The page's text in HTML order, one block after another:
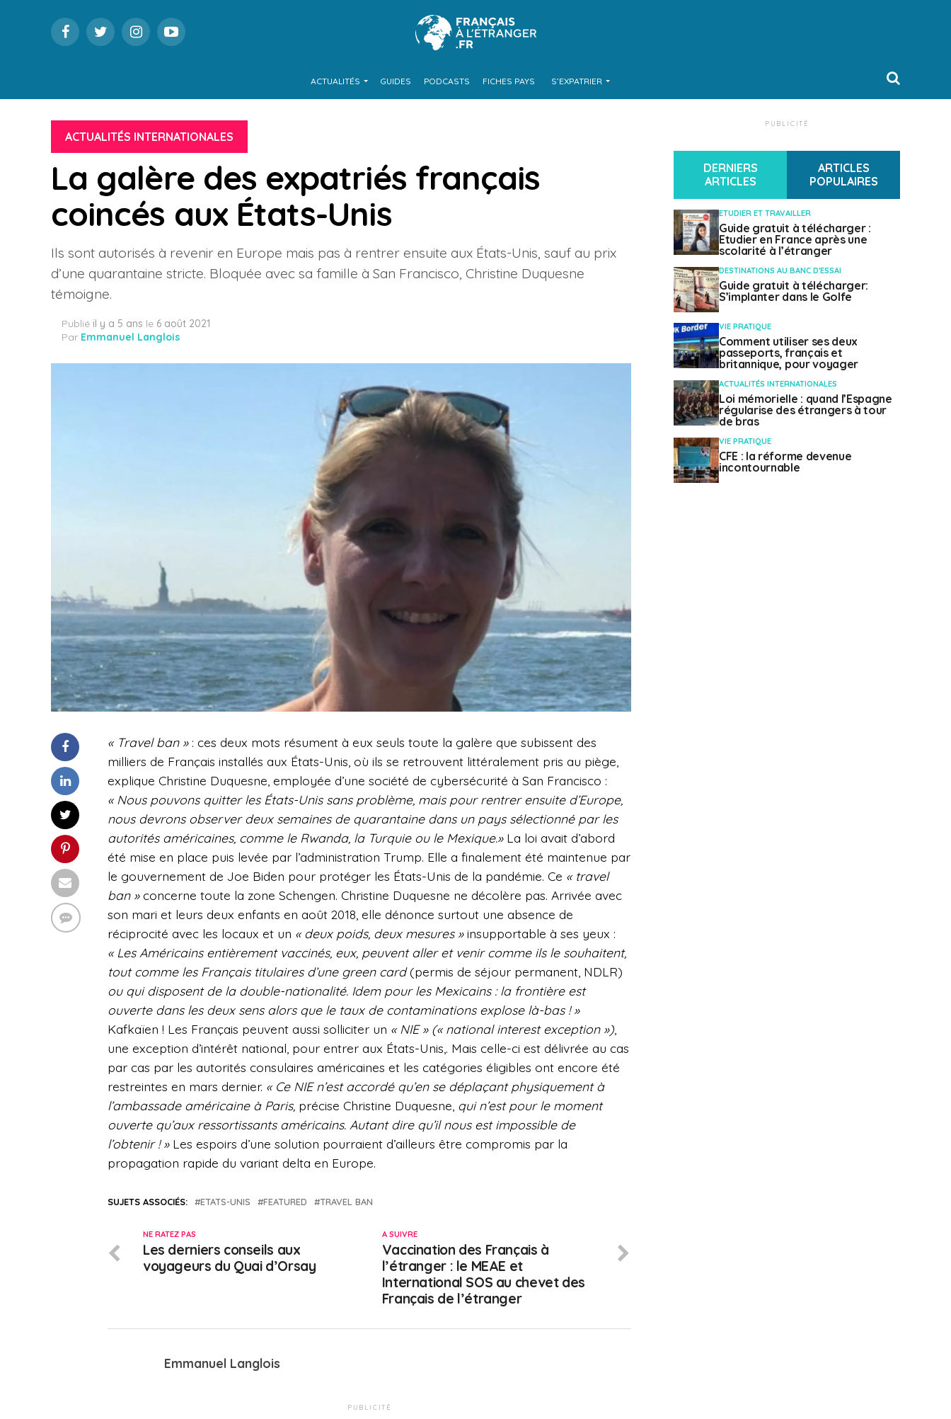
ACTUALITÉS GUIDES PODCASTS FICHES PAYS S’EXPATRIER
ACTUALITÉS INTERNATIONALES
La galère des expatriés français
coincés aux États-Unis
Ils sont autorisés à revenir en Europe mais pas à rentrer ensuite aux États-Unis, sauf au prix
d’une quarantaine stricte. Bloquée avec sa famille à San Francisco, Christine Duquesne
témoigne.
Publié il y a 5 ans le 6 août 2021
Par Emmanuel Langlois
« Travel ban »: ces deux mots résument à eux seuls toute la galère que subissent des
milliers de Français installés aux États-Unis, où ils se retrouvent littéralement pris au piège,
explique Christine Duquesne, employée d’une société de cybersécurité à San Francisco :
« Nous pouvons quitter les États-Unis sans problème, mais pour rentrer ensuite d’Europe,
nous devrons observer deux semaines de quarantaine dans un pays sélectionné par les
autorités américaines, comme le Rwanda, la Turquie ou le Mexique.»La loi avait d’abord
été mise en place puis levée par l’administration Trump. Elle a finalement été maintenue par
le gouvernement de Joe Biden pour protéger les États-Unis de la pandémie. Ce « travel
ban »concerne toute la zone Schengen. Christine Duquesne ne décolère pas. Arrivée avec
son mari et leurs deux enfants en août 2018, elle dénonce surtout une absence de
réciprocité avec les locaux et un « deux poids, deux mesures »insupportable à ses yeux :
« Les Américains entièrement vaccinés, eux, peuvent aller et venir comme ils le souhaitent,
tout comme les Français titulaires d’une green card(permis de séjour permanent, NDLR)
ou qui disposent de la double-nationalité. Idem pour les Mexicains : la frontière est
ouverte dans les deux sens alors que le taux de contaminations explose là-bas ! »
Kafkaïen ! Les Français peuvent aussi solliciter un « NIE » (« national interest exception »)
une exception d’intérêt national, pour entrer aux États-Unis,. Mais celle-ci est délivrée au cas
par cas par les autorités consulaires américaines et les catégories éligibles ont encore été
restreintes en mars dernier. « Ce NIE n’est accordé qu’en se déplaçant physiquement à
l’ambassade américaine à Paris, précise Christine Duquesne, qui n’est pour le moment
ouverte qu’aux ressortissants américains. Autant dire qu’il nous est impossible de
l’obtenir ! » Les espoirs d’une solution pourraient d’ailleurs être compromis par la
propagation rapide du variant delta en Europe.
SUJETS ASSOCIÉS: ETATS-UNIS FEATURED TRAVEL BAN
A SUIVRE
Vaccination des Français à
l’étranger : le MEAE et
International SOS au chevet des
Français de l’étranger
NE RATEZ PAS
Les derniers conseils aux
voyageurs du Quai d’Orsay
Emmanuel Langlois
PUBLICITÉ
PUBLICITÉ
DERNIERS
ARTICLES
ARTICLES
POPULAIRES
ETUDIER ET TRAVAILLER
Guide gratuit à télécharger :
Etudier en France après une
scolarité à l’étranger
DESTINATIONS AU BANC D'ESSAI
Guide gratuit à télécharger:
S’implanter dans le Golfe
VIE PRATIQUE
Comment utiliser ses deux
passeports, français et
britannique, pour voyager
ACTUALITÉS INTERNATIONALES
Loi mémorielle : quand l’Espagne
régularise des étrangers à tour
de bras
VIE PRATIQUE
CFE : la réforme devenue
incontournable